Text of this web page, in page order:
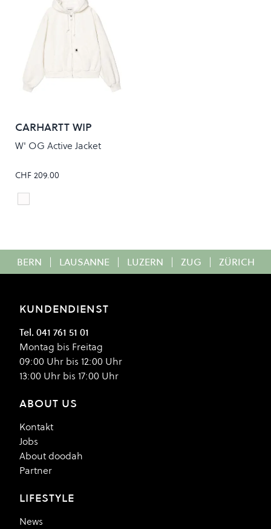
CARHARTT WIP
W' OG Active Jacket
CHF 209.00
Colour
Wax Rinsed
BERN | LAUSANNE | LUZERN | ZUG | ZÜRICH
KUNDENDIENST
Tel. 041 761 51 01
Montag bis Freitag
09:00 Uhr bis 12:00 Uhr
13:00 Uhr bis 17:00 Uhr
ABOUT US
Kontakt
Jobs
About doodah
Partner
LIFESTYLE
News